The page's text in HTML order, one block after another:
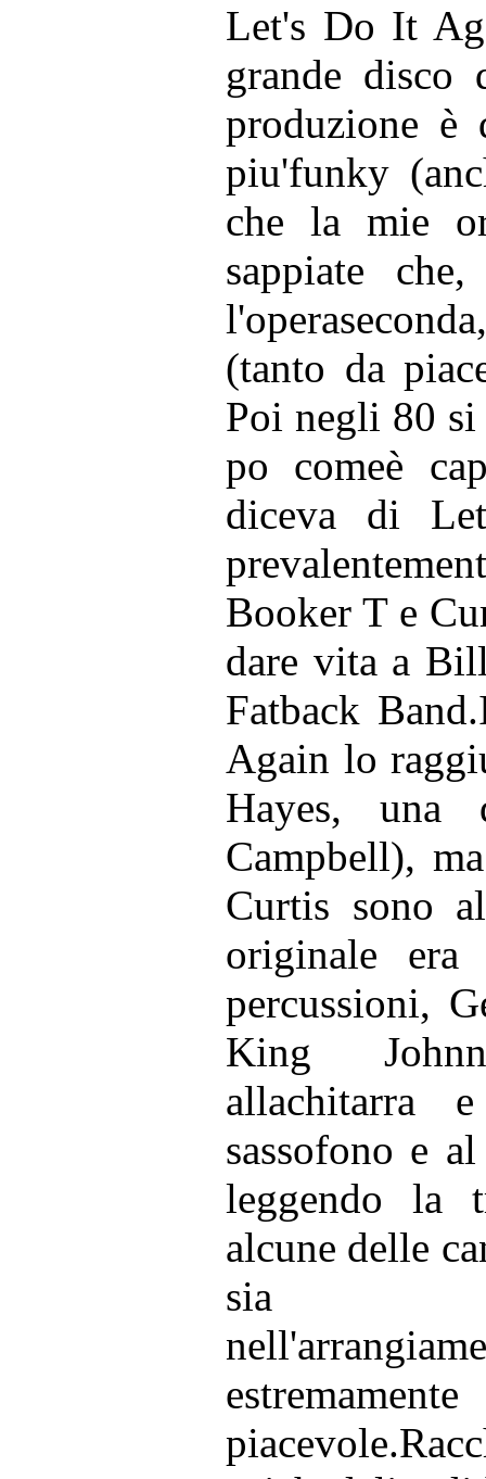
Let's Do It
grande disco
produzione è
piu'funky
che la mie
sappiate
(tanto da
Poi negli 80 si
po comeè
diceva di
Booker T e
dare vita a
Fatback
Again lo
Hayes,
Campbell),
Curtis sono
originale
percussioni,
King
allachitarra
sassofono e
leggendo la
alcune delle
sia